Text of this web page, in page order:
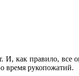
И, как правило,
время рукопожатий.